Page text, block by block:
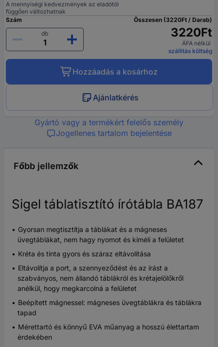
A mennyiségi kedvezmények az eladótól
függően változhatnak
Szám
db
Összesen (3220Ft / Darab)
3220Ft
ÁFA nélkül
szállítás költség
Hozzáadás a kosárhoz
Ajánlatkérés
Gyártó vagy a termékért felelős személy
Jogellenes tartalom bejelentése
Főbb jellemzők
Sigel táblatisztító írótábla BA187
Gyorsan megtisztítja a táblákat és a mágneses
üvegtáblákat, nem hagy nyomot és kíméli a felületet
Kréta és tinta gyors és száraz eltávolítása
Eltávolítja a port, a szennyeződést és az írást a
szabványos, nem állandó táblákról és krétajelölőkről
anélkül, hogy megkarcolná a felületet
Beépített mágnessel: mágneses üvegtáblákra és táblákra
tapad
Mérettartó és könnyű EVA műanyag a hosszú élettartam
érdekében